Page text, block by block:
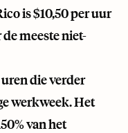
is $10,50 per uur
meeste niet-
die verder
werkweek. Het
van het